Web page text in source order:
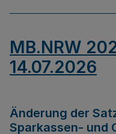
MB.NRW
14.07.2026
Änderung der
Sparkassen- und